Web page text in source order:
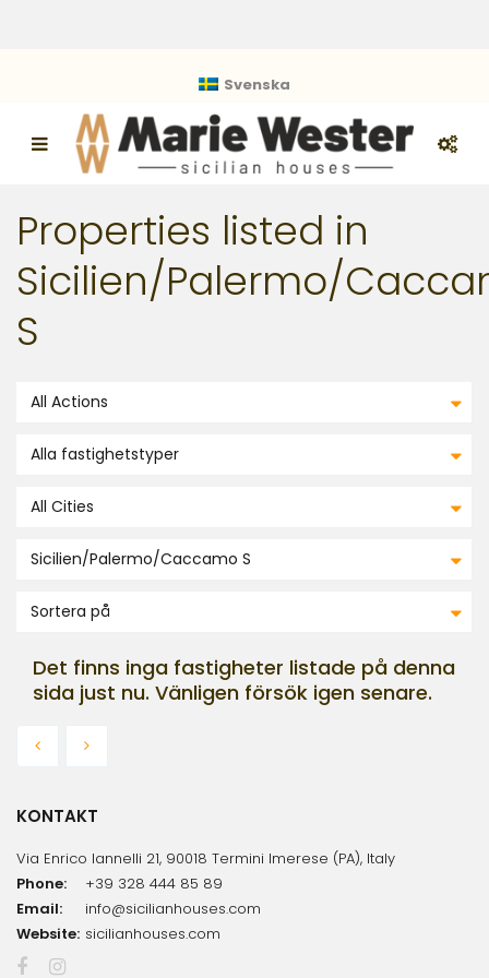
Svenska
Properties listed in
Sicilien/Palermo/
S
All Actions
Alla fastighetstyper
All Cities
Sicilien/Palermo/Caccamo S
Sortera på
Det finns inga fastigheter listade på denna
sida just nu. Vänligen försök igen senare.
KONTAKT
Via Enrico Iannelli 21, 90018 Termini Imerese (PA), Italy
Phone:
+39 328 444 85 89
Email:
info@sicilianhouses.com
Website: sicilianhouses.com